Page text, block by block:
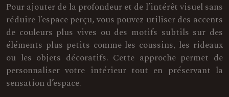
Pour ajouter de la profondeur et de l’intérêt visuel sans
réduire l’espace perçu, vous pouvez utiliser des accents
de couleurs plus vives ou des motifs subtils sur des
éléments plus petits comme les coussins, les rideaux
ou les objets décoratifs. Cette approche permet de
personnaliser votre intérieur tout en préservant la
sensation d’espace.